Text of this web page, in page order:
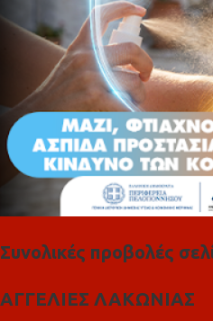
Συνολικές προβολές
ΑΓΓΕΛΙΕΣ ΛΑΚΩΝΙΑΣ